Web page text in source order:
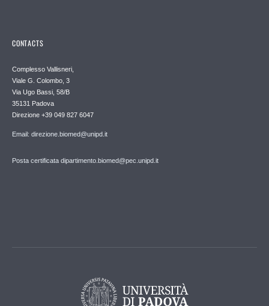
CONTACTS
Complesso Vallisneri,
Viale G. Colombo, 3
Via Ugo Bassi, 58/B
35131 Padova
Direzione +39 049 827 6047
Email: direzione.biomed@unipd.it
Posta certificata dipartimento.biomed@pec.unipd.it